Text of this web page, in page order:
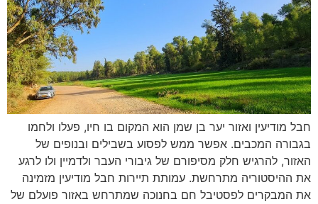
חבל מודיעין ואזור יער בן שמן הוא המקום בו חיו, פעלו ולחמו
בגבורה המכבים. אפשר ממש לפסוע בשבילים ובנופים של
האזור, להרגיש חלק מסיפורם של גיבורי העבר ולדמיין ולו לרגע
את ההיסטוריה מתרחשת. עמותת תיירות חבל מודיעין מזמינה
את המבקרים לפסטיבל חם בחנוכה שמתרחש באזור פועלם של